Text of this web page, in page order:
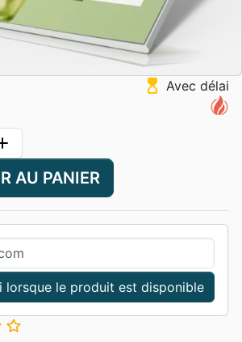
hourglass_top Avec délai
AU PANIER
lorsque le produit est disponible
